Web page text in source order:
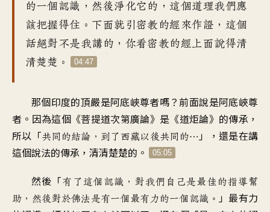
的一個認識 ， 然後淨化它的 ， 這個道理我們應
該把握得住 。 下面就引密教的經來作證 ， 這個
話絕對不是我講的 ， 你看密教的經上面說得清
清楚楚 。 04:47
那個印度的頂嚴是阿底峽尊者嗎？前面說是阿底峽尊
者 。 因為這個《菩提道次第廣論》 是《道炬論》的傳承 ，
所以「共同的結論 ， 到了西藏以後共同的… 」，還是在講
這個說法的傳承 ， 清清楚楚的 。 05:05
然後「有了這個認識 ， 對我們自己是最佳的指導幫
助 ， 然後對於佛法是有一個最有力的一個認識 。 」 最有力